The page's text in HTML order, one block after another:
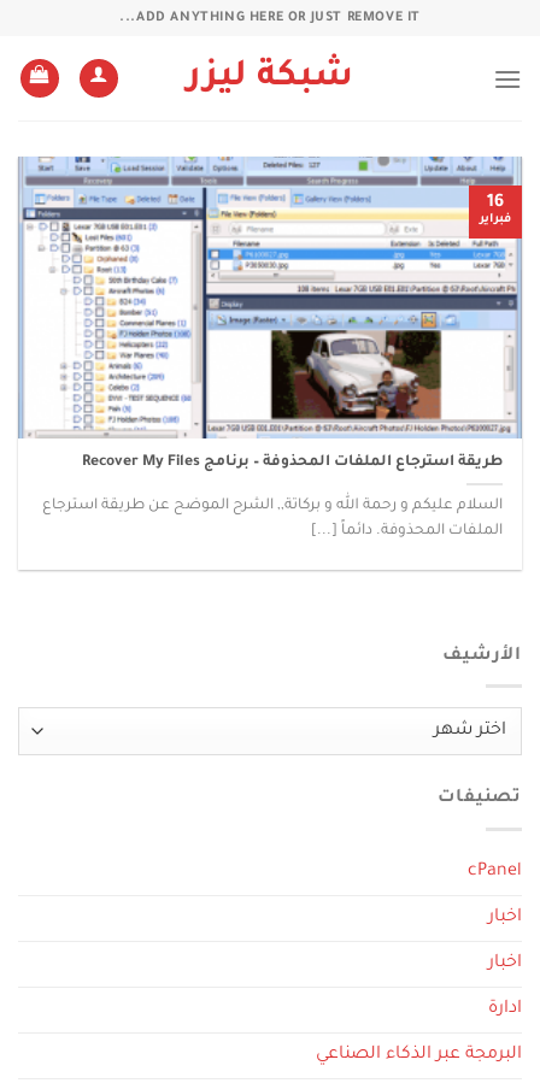
ADD ANYTHING HERE OR JUST REMOVE IT...
شبكة ليزر
الأرشيف
الأرشيف
تصنيفات
cPanel
اخبار
اخبار
ادارة
البرمجة عبر الذكاء الصناعي
طريقة استرجاع الملفات المحذوفة – برنامج Recover My Files
السلام عليكم و رحمة الله و بركاتة,, الشرح الموضح عن طريقة استرجاع
الملفات المحذوفة. دائماً [...]
16
فبراير